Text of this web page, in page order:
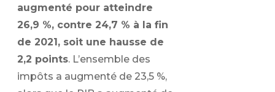
augmenté pour atteindre
26,9 %, contre 24,7 % à la fin
de 2021, soit une hausse de
2,2 points. L’ensemble des
impôts a augmenté de 23,5 %,